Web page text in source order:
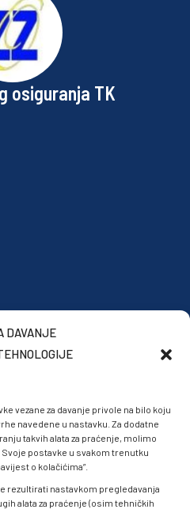
DAVANJE
vezane za davanje privole na bilo koju
navedene u nastavku. Za dodatne
takvih alata za praćenje, molimo
Svoje postavke u svakom trenutku
o kolačićima”.
rezultirati nastavkom pregledavanja
alata za praćenje (osim tehničkih
osiguranja TK